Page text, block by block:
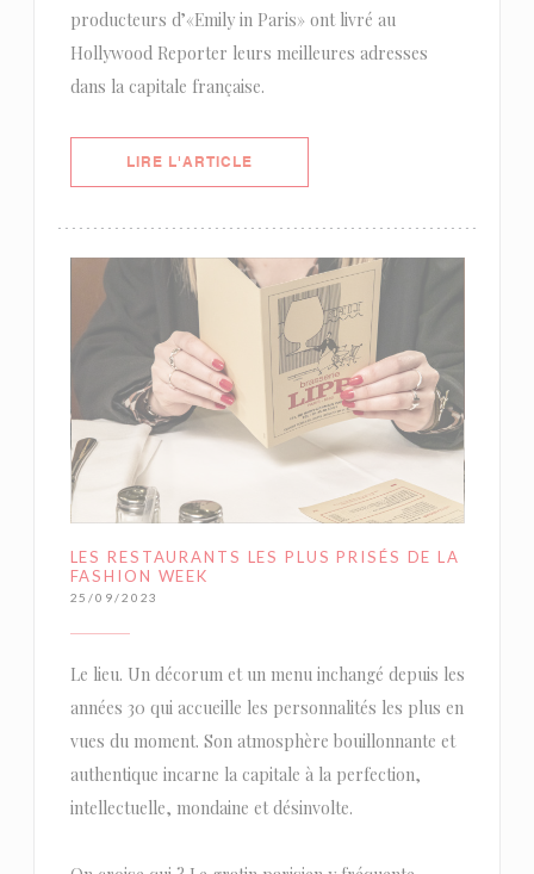
producteurs d’«Emily in Paris» ont livré au
Hollywood Reporter leurs meilleures adresses
dans la capitale française.
LIRE L'ARTICLE((OUVRE UNE NOUVELLE
LES RESTAURANTS LES PLUS PRISÉS DE LA
FASHION WEEK
25/09/2023
Le lieu. Un décorum et un menu inchangé depuis les
années 30 qui accueille les personnalités les plus en
vues du moment. Son atmosphère bouillonnante et
authentique incarne la capitale à la perfection,
intellectuelle, mondaine et désinvolte.